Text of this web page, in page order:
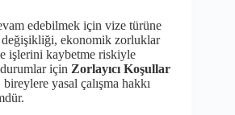
edebilmek için vize türüne
değişikliği, ekonomik zorluklar
işlerini kaybetme riskiyle
için Zorlayıcı Koşullar
bireylere yasal çalışma hakkı